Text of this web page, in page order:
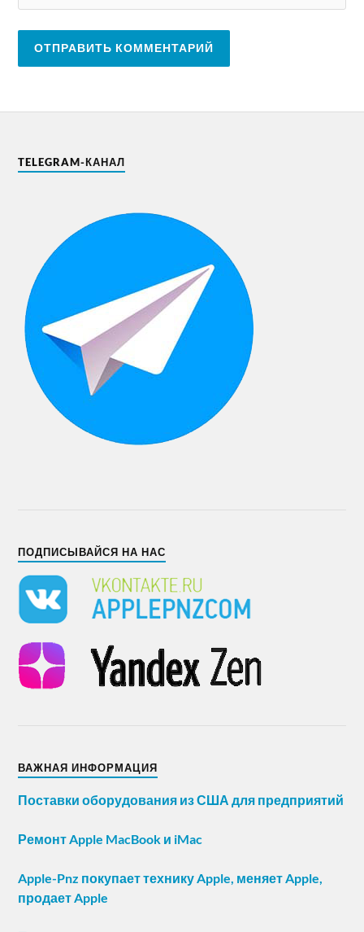
TELEGRAM-КАНАЛ
ПОДПИСЫВАЙСЯ НА НАС
ВАЖНАЯ ИНФОРМАЦИЯ
Поставки оборудования из США для предприятий
Ремонт Apple MacBook и iMac
Apple-Pnz покупает технику Apple, меняет Apple,
продает Apple